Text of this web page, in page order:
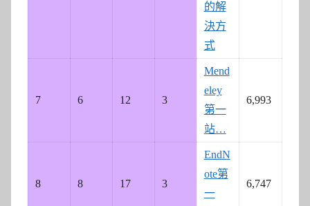
的解
決方
式
7 6 12 3
Mend
eley
第一
站…
6,993
8 8 17 3
EndN
ote第
一
6,747